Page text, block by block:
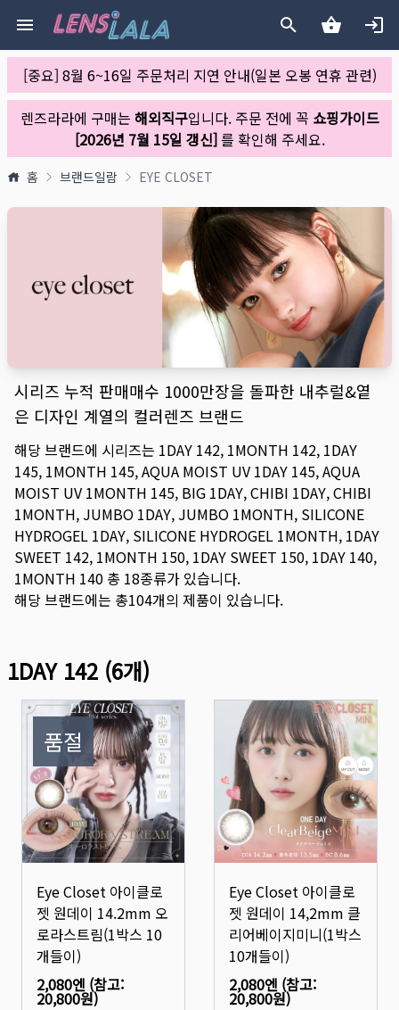
[중요] 8월 6~16일 주문처리 지연 안내(일본 오봉 연휴 관련)
렌즈라라에 구매는 해외직구입니다. 주문 전에 꼭 쇼핑가이드
[2026년 7월 15일 갱신]를 확인해 주세요.
홈 브랜드일람 EYE CLOSET
시리즈 누적 판매매수 1000만장을 돌파한 내추럴&옅
은 디자인 계열의 컬러렌즈 브랜드
해당 브랜드에 시리즈는 1DAY 142, 1MONTH 142, 1DAY
145, 1MONTH 145,AQUA MOIST UV 1DAY 145,AQUA
MOIST UV 1MONTH 145, BIG 1DAY,CHIBI 1DAY,CHIBI
1MONTH, JUMBO 1DAY, JUMBO 1MONTH, SILICONE
HYDROGEL 1DAY, SILICONE HYDROGEL 1MONTH, 1DAY
SWEET 142, 1MONTH 150, 1DAY SWEET 150, 1DAY 140,
1MONTH 140 총 18종류가 있습니다.
해당 브랜드에는 총104개의 제품이 있습니다.
1DAY 142 (6개)
품절
Eye Closet 아이클로
젯 원데이 14.2mm 오
로라스트림(1박스 10
개들이)
2,080엔 (참고:
20,800원)
Eye Closet 아이클로
젯 원데이 14,2mm 클
리어베이지미니(1박스
10개들이)
2,080엔 (참고:
20,800원)